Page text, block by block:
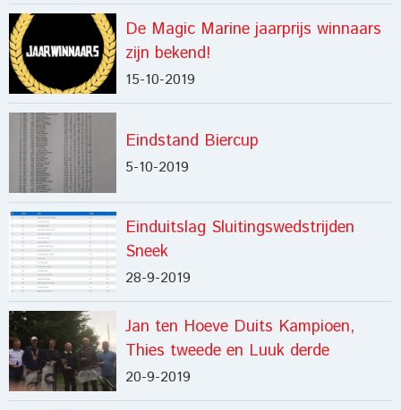
De Magic Marine jaarprijs winnaars
zijn bekend!
15-10-2019
Eindstand Biercup
5-10-2019
Einduitslag Sluitingswedstrijden
Sneek
28-9-2019
Jan ten Hoeve Duits Kampioen,
Thies tweede en Luuk derde
20-9-2019